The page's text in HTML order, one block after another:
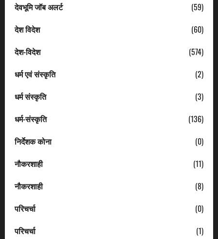
देवभूमि जॉब अलर्ट
(59)
देश विदेश
(60)
देश-विदेश
(574)
धर्म एवं संस्कृति
(2)
धर्म संस्कृति
(3)
धर्म-संस्कृति
(136)
निर्देशक कोना
(0)
नौकरशाही
(11)
नौकरशाही
(8)
परिचर्चा
(0)
परिचर्चा
(1)